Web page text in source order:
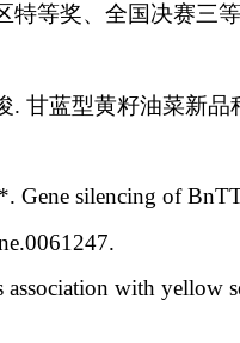
等奖、全国决赛三等
.甘蓝型黄籽油菜新品
silencing of
with yellow